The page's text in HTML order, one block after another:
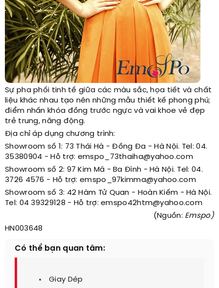
Sự pha phối tinh tế giữa các màu sắc, họa tiết và chất
liệu khác nhau tạo nên những mẫu thiết kế phong phú;
điểm nhấn khóa đồng trước ngực và vai khoe vẻ đẹp
trẻ trung, năng động.
Địa chỉ áp dụng chương trình:
Showroom số 1: 73 Thái Hà - Đống Đa - Hà Nội. Tel: 04.
35380904 - Hỗ trợ: emspo_73thaiha@yahoo.com
Showroom số 2: 97 Kim Mã - Ba Đình - Hà Nội. Tel: 04.
3726 4576 - Hỗ trợ: emspo_97kimma@yahoo.com
Showroom số 3: 42 Hàm Tử Quan - Hoàn Kiếm - Hà Nội.
Tel: 04 39329128 - Hỗ trợ: emspo42htm@yahoo.com
(Nguồn: Emspo)
HN003648
Có thể bạn quan tâm:
Giay Dép